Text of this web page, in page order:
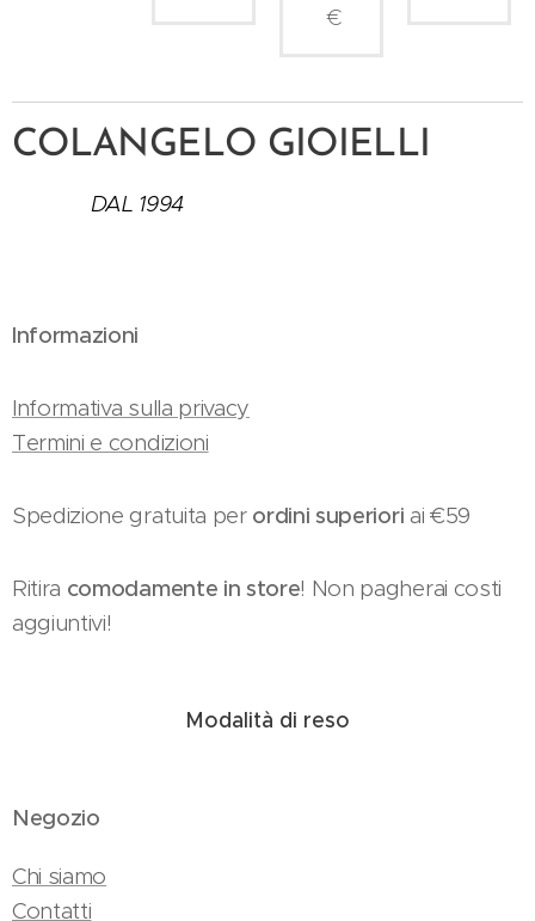
€
COLANGELO GIOIELLI
DAL 1994
Informazioni
Informativa sulla privacy
Termini e condizioni
Spedizione gratuita perordini superiori ai €59
Ritira comodamente in store! Non pagherai costi
aggiuntivi!
Modalità di reso
Negozio
Chi siamo
Contatti